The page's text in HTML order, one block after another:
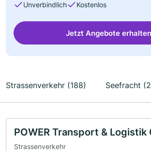
Unverbindlich Kostenlos
Jetzt Angebote erhalten
Strassenverkehr (188) Seefracht
POWER Transport & Logistik
Strassenverkehr